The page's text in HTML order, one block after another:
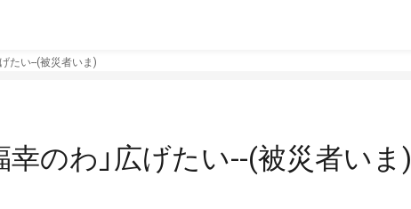
たい--(被災者いま)
のわ」広げたい--(被災者いま)